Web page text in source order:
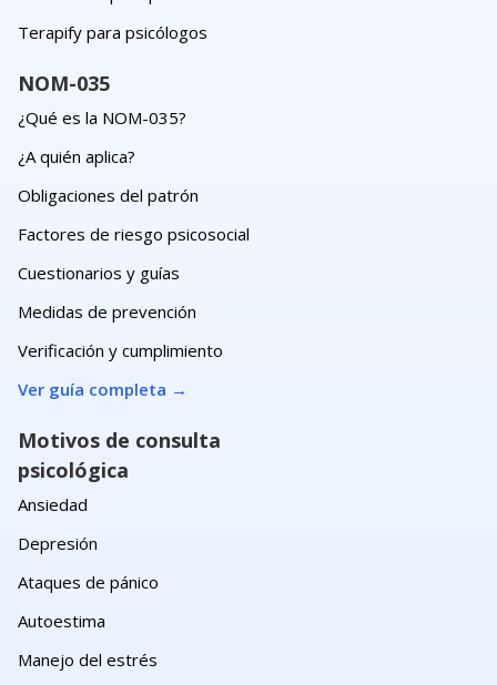
Terapify para psicólogos
NOM-035
¿Qué es la NOM-035?
¿A quién aplica?
Obligaciones del patrón
Factores de riesgo psicosocial
Cuestionarios y guías
Medidas de prevención
Verificación y cumplimiento
Ver guía completa →
Motivos de consulta
psicológica
Ansiedad
Depresión
Ataques de pánico
Autoestima
Manejo del estrés